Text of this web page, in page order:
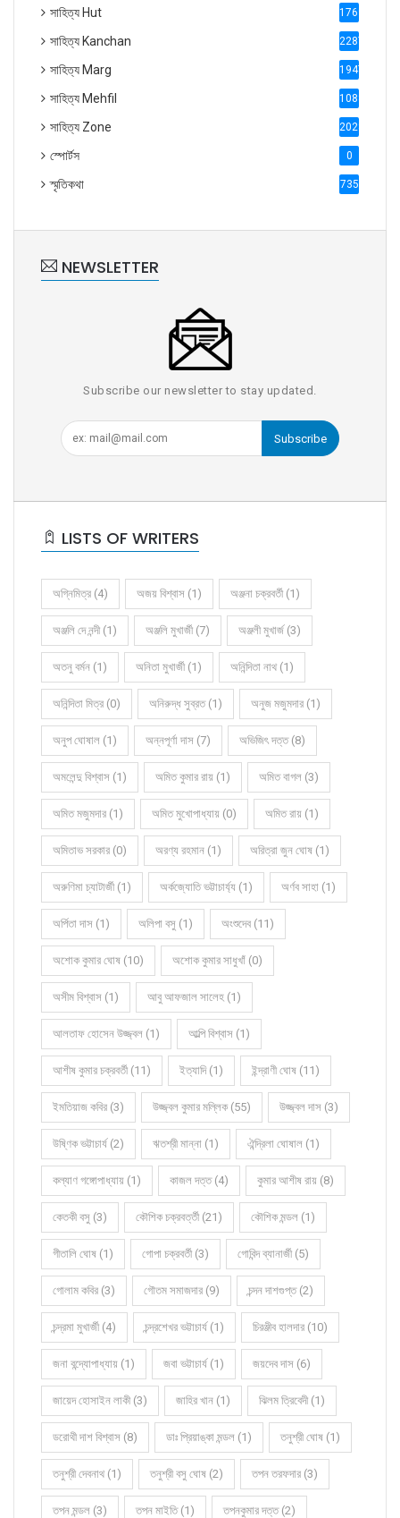
সাহিত্য Hut 1769
সাহিত্য Kanchan 2287
সাহিত্য Marg 1947
সাহিত্য Mehfil 1088
সাহিত্য Zone 2028
স্পোর্টস 0
স্মৃতিকথা 735
NEWSLETTER
Subscribe our newsletter to stay updated.
Subscribe
LISTS OF WRITERS
অগ্নিমিত্র (4) অজয় বিশ্বাস (1) অঞ্জনা চক্রবর্তী (1)
অঞ্জলি দে নন্দী (1) অঞ্জলি মুখার্জী (7) অঞ্জলী মুখার্জ (3)
অতনু বর্মন (1) অনিতা মুখার্জী (1) অনিন্দিতা নাথ (1)
অনিন্দিতা মিত্র (0) অনিরুদ্ধ সুব্রত (1) অনুজ মজুমদার (1)
অনুপ ঘোষাল (1) অন্নপূর্ণা দাস (7) অভিজিৎ দত্ত (8)
অমলেন্দু বিশ্বাস (1) অমিত কুমার রায় (1) অমিত বাগল (3)
অমিত মজুমদার (1) অমিত মুখোপাধ্যায় (0) অমিত রায় (1)
অমিতাভ সরকার (0) অরণ্য রহমান (1) অরিত্রা জুন ঘোষ (1)
অরুণিমা চ্যাটার্জী (1) অর্কজ্যোতি ভট্টাচার্য্য (1) অর্ণব সাহা (1)
অর্পিতা দাস (1) অলিপা বসু (1) অংশুদেব (11)
অশোক কুমার ঘোষ (10) অশোক কুমার সাধুখাঁ (0)
অসীম বিশ্বাস (1) আবু আফজাল সালেহ (1)
আলতাফ হোসেন উজ্জ্বল (1) আল্পি বিশ্বাস (1)
আশীষ কুমার চক্রবর্তী (11) ইত্যাদি (1) ইন্দ্রাণী ঘোষ (11)
ইমতিয়াজ কবির (3) উজ্জ্বল কুমার মল্লিক (55) উজ্জ্বল দাস (3)
উষ্ণিক ভট্টাচার্য (2) ঋতশ্রী মান্না (1) ঐন্দ্রিলা ঘোষাল (1)
কল্যাণ গঙ্গোপাধ্যায় (1) কাজল দত্ত (4) কুমার আশীষ রায় (8)
কেতকী বসু (3) কৌশিক চক্রবর্ত্তী (21) কৌশিক মন্ডল (1)
গীতালি ঘোষ (1) গোপা চক্রবর্তী (3) গোবিন্দ ব্যানার্জী (5)
গোলাম কবির (3) গৌতম সমাজদার (9) চন্দন দাশগুপ্ত (2)
চন্দ্রমা মুখার্জী (4) চন্দ্রশেখর ভট্টাচার্য (1) চিরঞ্জীব হালদার (10)
জনা বন্দ্যোপাধ্যায় (1) জবা ভট্টাচার্য (1) জয়দেব দাস (6)
জায়েদ হোসাইন লাকী (3) জাহির খান (1) ঝিলম ত্রিবেদী (1)
ডরোথী দাশ বিশ্বাস (8) ডাঃ প্রিয়াঙ্কা মন্ডল (1) তনুশ্রী ঘোষ (1)
তনুশ্রী দেবনাথ (1) তনুশ্রী বসু ঘোষ (2) তপন তরফদার (3)
তপন মন্ডল (3) তপন মাইতি (1) তপনকুমার দত্ত (2)